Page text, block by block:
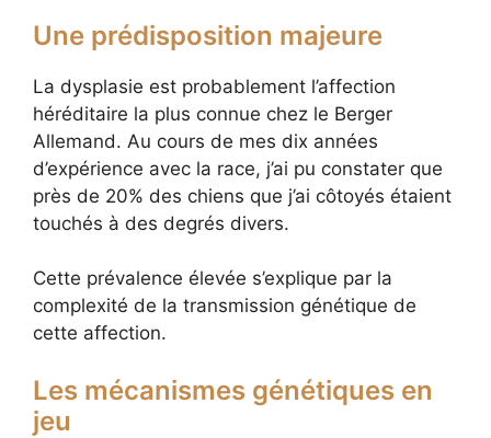
Une prédisposition majeure
La dysplasie est probablement l’affection
héréditaire la plus connue chez le Berger
Allemand. Au cours de mes dix années
d’expérience avec la race, j’ai pu constater que
près de 20% des chiens que j’ai côtoyés étaient
touchés à des degrés divers.
Cette prévalence élevée s’explique par la
complexité de la transmission génétique de
cette affection.
Les mécanismes génétiques en
jeu